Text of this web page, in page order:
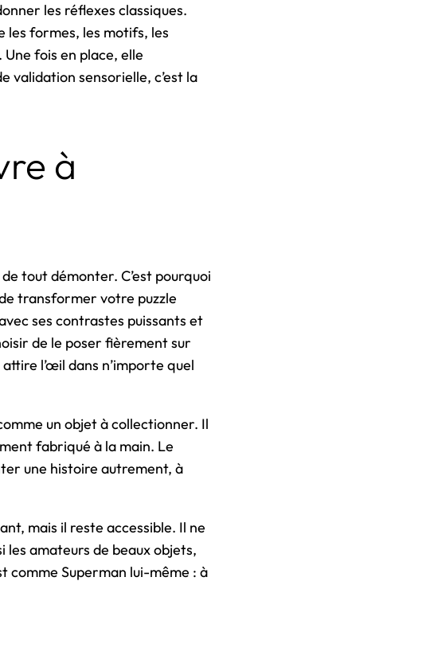
les réflexes classiques.
les formes, les motifs, les
fois en place, elle
validation sensorielle, c’est la
à
tout démonter. C’est pourquoi
transformer votre puzzle
ses contrastes puissants et
de le poser fièrement sur
l’œil dans n’importe quel
un objet à collectionner. Il
fabriqué à la main. Le
une histoire autrement, à
mais il reste accessible. Il ne
les amateurs de beaux objets,
comme Superman lui-même : à